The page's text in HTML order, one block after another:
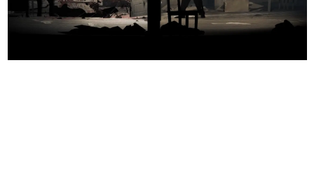
なんでゲームは面白い？
ゲーム開発者・hamatsu氏がゲームの魅力を画面や操作の
具体的な形から解き明かしていく、硬派で骨太な評論連載